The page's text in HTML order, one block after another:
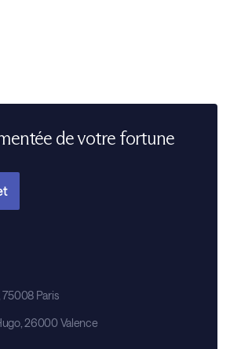
de votre fortune
Paris
26000 Valence